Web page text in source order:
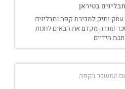
בטיראן
עסק ותיק למכירת קפה ותבלינים
ריח משכר ומגרה מקדם את הבאים לחנות
הידיים